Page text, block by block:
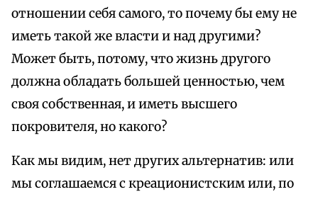
отношении себя самого, то почему бы ему не
иметь такой же власти и над другими?
Может быть, потому, что жизнь другого
должна обладать большей ценностью, чем
своя собственная, и иметь высшего
покровителя, но какого?
Как мы видим, нет других альтернатив: или
мы соглашаемся с креационистским или, по